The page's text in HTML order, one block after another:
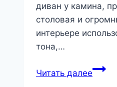
диван у камина,
столовая и
интерьере
тона,…
Читать далее